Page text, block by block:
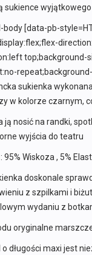
sukience
[data-pb-
top;background-
sukienka
w kolorze czarnym,
ją nosić na randki,
wyjścia do teatru
: 95% Wiskoza , 5%
doskonale
z szpilkami i
wydaniu z
oryginalne
o długości maxi jest